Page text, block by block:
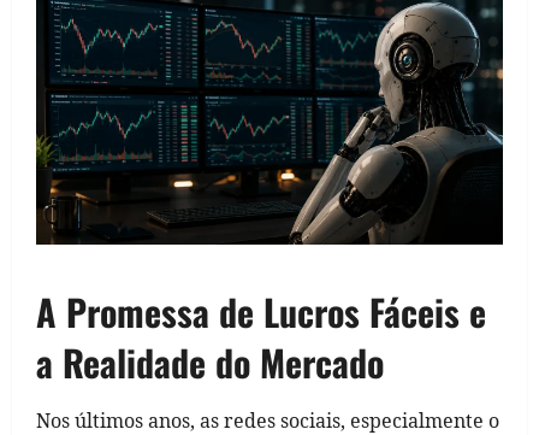
A Promessa de Lucros Fáceis e
a Realidade do Mercado
Nos últimos anos, as redes sociais, especialmente o